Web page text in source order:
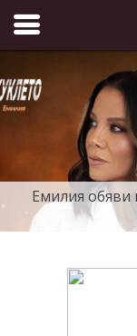
Folk.bg
Емилия обяви